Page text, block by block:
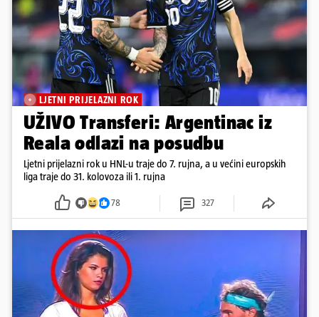
LJETNI PRIJELAZNI ROK
UŽIVO Transferi: Argentinac iz
Reala odlazi na posudbu
Ljetni prijelazni rok u HNL-u traje do 7. rujna, a u većini europskih
liga traje do 31. kolovoza ili 1. rujna
78 327